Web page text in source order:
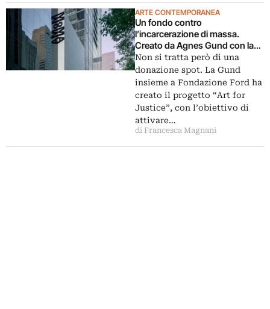
ARTE CONTEMPORANEA
Un fondo contro
l’incarcerazione di massa.
Creato da Agnes Gund con la
vendita di un Lichtenstein
Non si tratta però di una
donazione spot. La Gund
insieme a Fondazione Ford ha
creato il progetto “Art for
Justice”, con l’obiettivo di
attivare…
di Francesca Magnani